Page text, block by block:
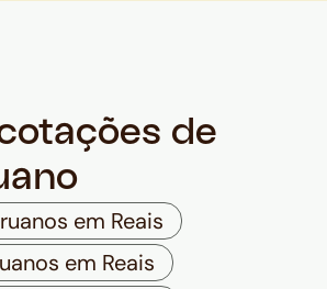
de
em Reais
em Reais